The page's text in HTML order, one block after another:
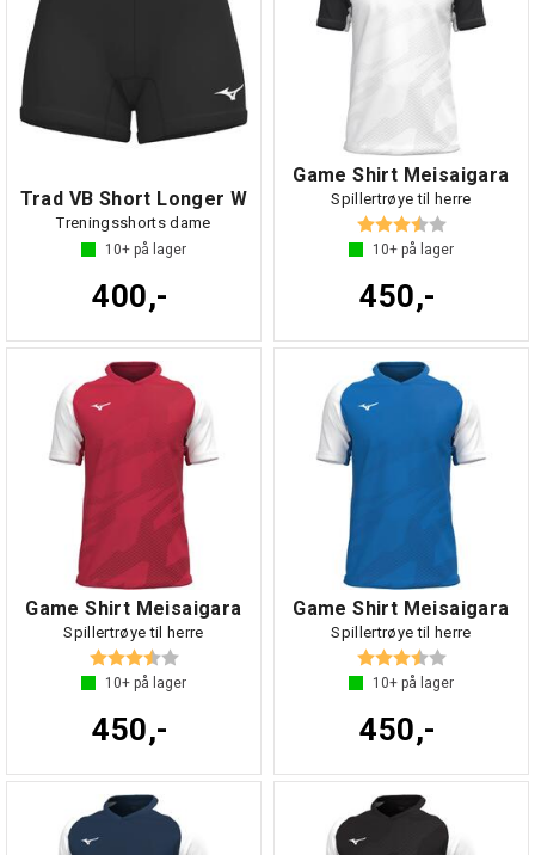
Trad VB Short Longer W
Treningsshorts dame
10+ på lager
400,-
Game Shirt Meisaigara
Spillertrøye til herre
Karakter: 3.6 av 5
10+ på lager
450,-
Game Shirt Meisaigara
Spillertrøye til herre
Karakter: 3.6 av 5 mulige
10+ på lager
450,-
Game Shirt Meisaigara
Spillertrøye til herre
Karakter: 3.6 av 5
10+ på lager
450,-